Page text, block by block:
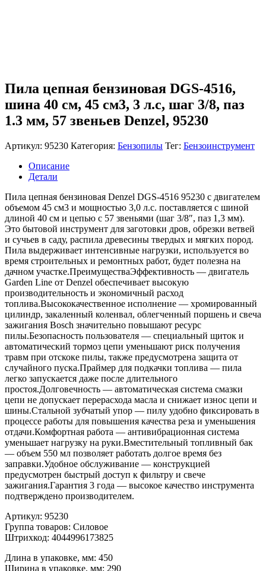
Пила цепная бензиновая DGS-4516,
шина 40 см, 45 см3, 3 л.с, шаг 3/8, паз
1.3 мм, 57 звеньев Denzel, 95230
Артикул: 95230 Категория: Бензопилы Тег: Бензоинструмент
Описание
Детали
Пила цепная бензиновая Denzel DGS-4516 95230 с двигателем
объемом 45 см3 и мощностью 3,0 л.с. поставляется с шиной
длиной 40 см и цепью с 57 звеньями (шаг 3/8″, паз 1,3 мм).
Это бытовой инструмент для заготовки дров, обрезки ветвей
и сучьев в саду, распила древесины твердых и мягких пород.
Пила выдерживает интенсивные нагрузки, используется во
время строительных и ремонтных работ, будет полезна на
дачном участке.ПреимуществаЭффективность — двигатель
Garden Line от Denzel обеспечивает высокую
производительность и экономичный расход
топлива.Высококачественное исполнение — хромированный
цилиндр, закаленный коленвал, облегченный поршень и свеча
зажигания Bosch значительно повышают ресурс
пилы.Безопасность пользователя — специальный щиток и
автоматический тормоз цепи уменьшают риск получения
травм при отскоке пилы, также предусмотрена защита от
случайного пуска.Праймер для подкачки топлива — пила
легко запускается даже после длительного
простоя.Долговечность — автоматическая система смазки
цепи не допускает перерасхода масла и снижает износ цепи и
шины.Стальной зубчатый упор — пилу удобно фиксировать в
процессе работы для повышения качества реза и уменьшения
отдачи.Комфортная работа — антивибрационная система
уменьшает нагрузку на руки.Вместительный топливный бак
— объем 550 мл позволяет работать долгое время без
заправки.Удобное обслуживание — конструкцией
предусмотрен быстрый доступ к фильтру и свече
зажигания.Гарантия 3 года — высокое качество инструмента
подтверждено производителем.
Артикул: 95230
Группа товаров: Силовое
Штрихкод: 4044996173825
Длина в упаковке, мм: 450
Ширина в упаковке, мм: 290